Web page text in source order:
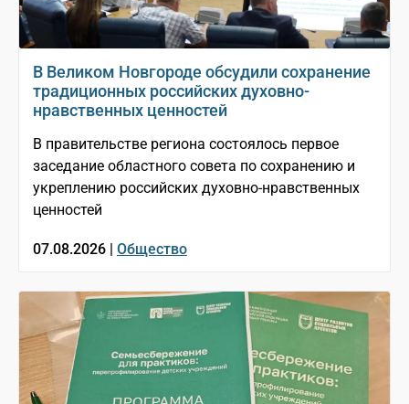
В Великом Новгороде обсудили сохранение
традиционных российских духовно-
нравственных ценностей
В правительстве региона состоялось первое
заседание областного совета по сохранению и
укреплению российских духовно-нравственных
ценностей
07.08.2026 | Общество